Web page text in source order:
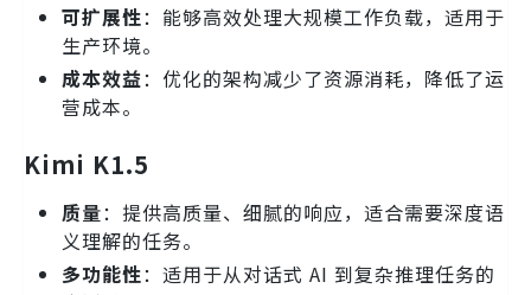
可扩展性：能够高效处理大规模工作负载，适用于
生产环境。
成本效益：优化的架构减少了资源消耗，降低了运
营成本。
Kimi K1.5
质量：提供高质量、细腻的响应，适合需要深度语
义理解的任务。
多功能性：适用于从对话式 AI 到复杂推理任务的